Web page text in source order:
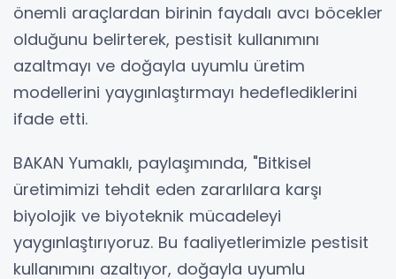
önemli araçlardan birinin faydalı avcı böcekler
olduğunu belirterek, pestisit kullanımını
azaltmayı ve doğayla uyumlu üretim
modellerini yaygınlaştırmayı hedeflediklerini
ifade etti.
BAKAN Yumaklı, paylaşımında, "Bitkisel
üretimimizi tehdit eden zararlılara karşı
biyolojik ve biyoteknik mücadeleyi
yaygınlaştırıyoruz. Bu faaliyetlerimizle pestisit
kullanımını azaltıyor, doğayla uyumlu